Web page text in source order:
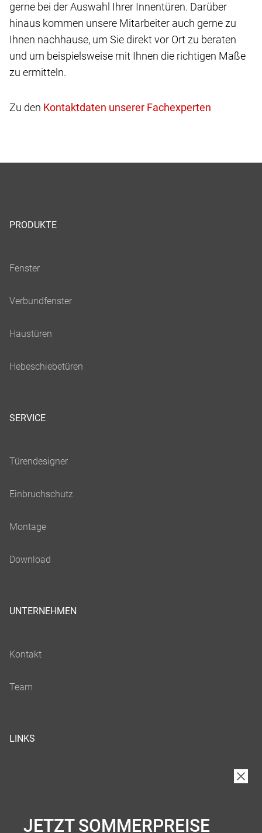
gerne bei der Auswahl Ihrer Innentüren. Darüber
hinaus kommen unsere Mitarbeiter auch gerne zu
Ihnen nachhause, um Sie direkt vor Ort zu beraten
und um beispielsweise mit Ihnen die richtigen Maße
zu ermitteln.
Zu den
PRODUKTE
SERVICE
UNTERNEHMEN
LINKS
JETZT SOMMERPREISE